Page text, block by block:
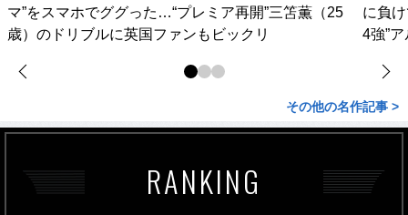
マ”をスマホでググった…“プレミア再開”三笘薫（25
歳）のドリブルに英国ファンもビックリ
に負
4強”
その他の名作記事 >
RANKING